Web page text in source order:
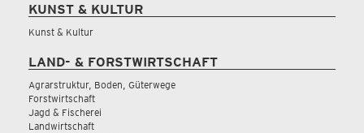
KUNST & KULTUR
Kunst & Kultur
LAND- & FORSTWIRTSCHAFT
Agrarstruktur, Boden, Güterwege
Forstwirtschaft
Jagd & Fischerei
Landwirtschaft